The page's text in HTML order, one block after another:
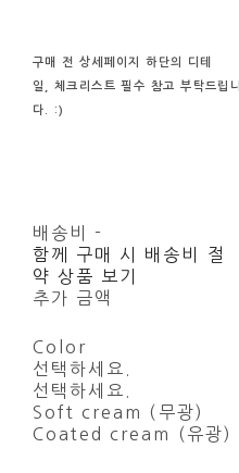
구매 전 상세페이지 하단의 디테
일, 체크리스트 필수 참고 부탁드립니
다. :)
배송비 -
함께 구매 시 배송비 절
약 상품 보기
추가 금액
Color
선택하세요.
선택하세요.
Soft cream (무광)
Coated cream (유광)